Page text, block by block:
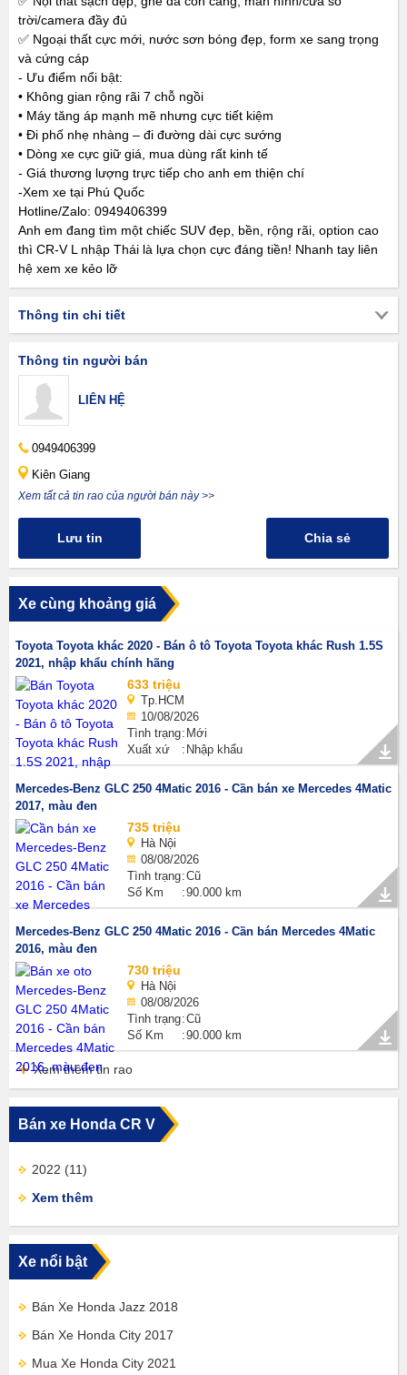
trời/camera đầy đủ
✅ Ngoại thất cực mới, nước sơn bóng đẹp, form xe sang trọng
và cứng cáp
- Ưu điểm nổi bật:
• Không gian rộng rãi 7 chỗ ngồi
• Máy tăng áp mạnh mẽ nhưng cực tiết kiệm
• Đi phố nhẹ nhàng – đi đường dài cực sướng
• Dòng xe cực giữ giá, mua dùng rất kinh tế
- Giá thương lượng trực tiếp cho anh em thiện chí
-Xem xe tại Phú Quốc
Hotline/Zalo: 0949406399
Anh em đang tìm một chiếc SUV đẹp, bền, rộng rãi, option cao
thì CR-V L nhập Thái là lựa chọn cực đáng tiền! Nhanh tay liên
hệ xem xe kẻo lỡ
Thông tin chi tiết
Thông tin người bán
LIÊN HỆ
0949406399
Kiên Giang
Xem tất cả tin rao của người bán này >>
Lưu tin Chia sẻ
Xe cùng khoảng giá
Toyota Toyota khác 2020 - Bán ô tô Toyota Toyota khác Rush 1.5S
2021, nhập khẩu chính hãng
633 triệu
Tp.HCM
10/08/2026
Tình trạng Mới
Xuất xứ
Nhập khẩu
Mercedes-Benz GLC 250 4Matic 2016 - Cần bán xe Mercedes 4Matic
2017, màu đen
735 triệu
Hà Nội
08/08/2026
Tình trạng Cũ
Số Km
90.000 km
Mercedes-Benz GLC 250 4Matic 2016 - Cần bán Mercedes 4Matic
2016, màu đen
730 triệu
Hà Nội
08/08/2026
Tình trạng Cũ
Số Km
90.000 km
Xem thêm tin rao
Bán xe Honda CR V
2022 (11)
Xem thêm
Xe nổi bật
Bán Xe Honda Jazz 2018
Bán Xe Honda City 2017
Mua Xe Honda City 2021